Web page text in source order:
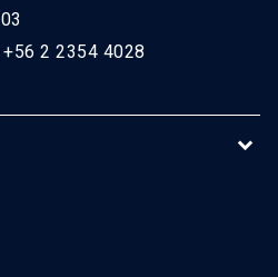
2 2354 4028